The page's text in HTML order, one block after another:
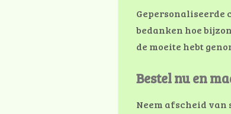
Gepersonaliseerde
bedanken hoe
de moeite hebt
Bestel nu en
Neem afscheid van